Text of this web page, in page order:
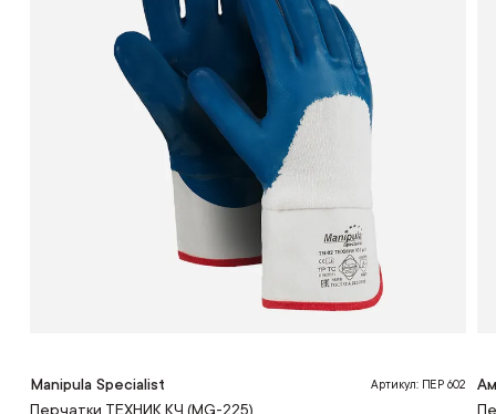
Manipula Specialist Артикул: ПЕР 602
Перчатки ТЕХНИК КЧ (MG-225)